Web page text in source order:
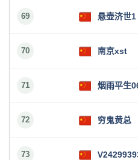
69 悬壶济世1
70 南京xst
71 烟雨平生
72 穷鬼黄总
73